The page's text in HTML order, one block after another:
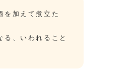
を加えて煮立た
、いわれること